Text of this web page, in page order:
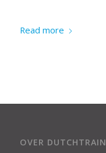
Read more
OVER DUTCHTRAIN